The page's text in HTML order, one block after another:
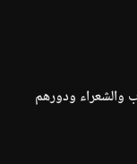
والشعراء ودورهم